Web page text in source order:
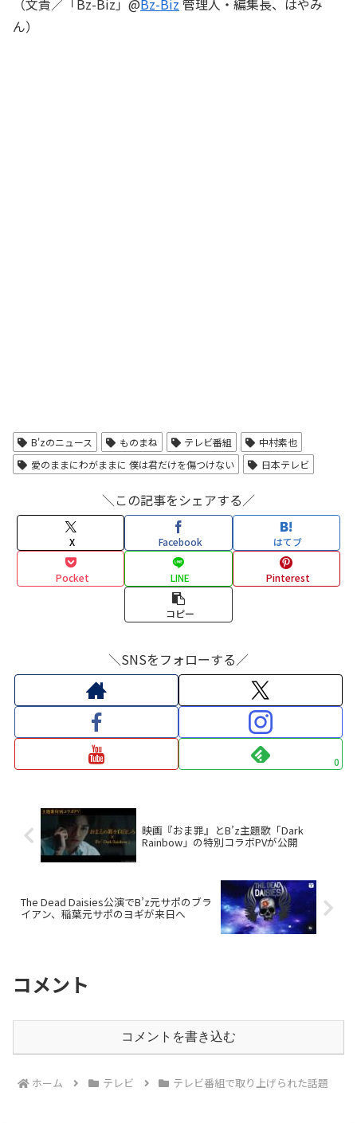
ん）
B'zのニュース ものまね テレビ番組
中村素也
愛のままにわがままに 僕は君だけを傷つけない
日本テレビ
＼この記事をシェアする／
X Facebook はてブ
Pocket LINE Pinterest
コピー
＼SNSをフォローする／
0
映画『おま罪』とB’z主題歌「Dark
Rainbow」の特別コラボPVが公開
The Dead Daisies公演でB’z元サポのブラ
イアン、稲葉元サポのヨギが来日へ
コメント
コメントを書き込む
ホーム テレビ テレビ番組で取り上げられた話題